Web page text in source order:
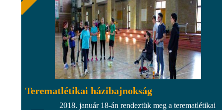
Terematlétikai házibajnokság
2018. január 18-án rendeztük meg a terematlétikai